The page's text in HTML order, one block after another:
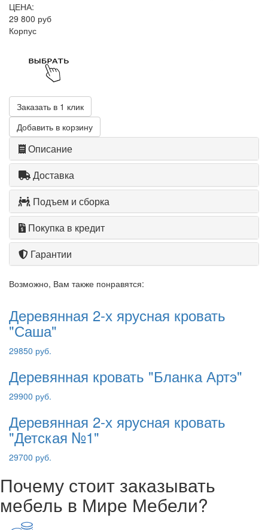
ЦЕНА:
29 800 руб
Корпус
Заказать в 1 клик
Добавить в корзину
Описание
Доставка
Подъем и сборка
Покупка в кредит
Гарантии
Возможно, Вам также понравятся:
Деревянная 2-х ярусная кровать
"Саша"
29850 руб.
Деревянная кровать "Бланка Артэ"
29900 руб.
Деревянная 2-х ярусная кровать
"Детская №1"
29700 руб.
Почему стоит заказывать
мебель в Мире Мебели?